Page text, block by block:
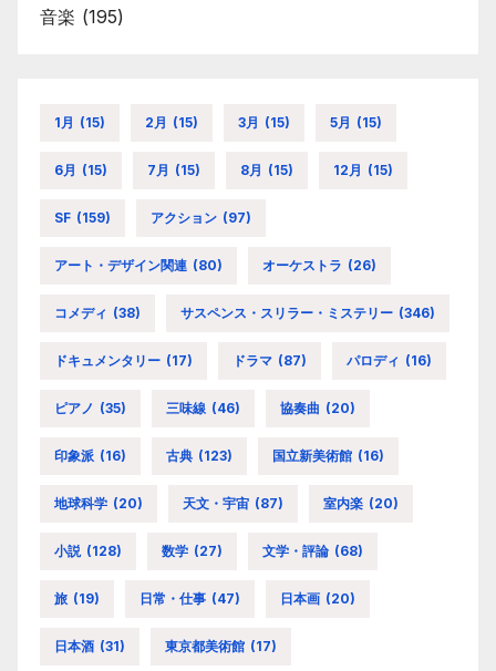
音楽 (195)
1月 (15) 2月 (15) 3月 (15) 5月 (15)
6月 (15) 7月 (15) 8月 (15) 12月 (15)
SF (159) アクション (97)
アート・デザイン関連 (80) オーケストラ (26)
コメディ (38) サスペンス・スリラー・ミステリー (346)
ドキュメンタリー (17) ドラマ (87) パロディ (16)
ピアノ (35) 三味線 (46) 協奏曲 (20)
印象派 (16) 古典 (123) 国立新美術館 (16)
地球科学 (20) 天文・宇宙 (87) 室内楽 (20)
小説 (128) 数学 (27) 文学・評論 (68)
旅 (19) 日常・仕事 (47) 日本画 (20)
日本酒 (31) 東京都美術館 (17)